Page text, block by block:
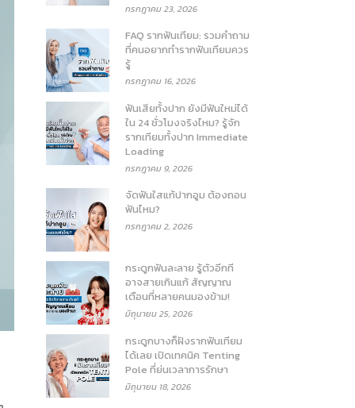
กรกฎาคม 23, 2026
FAQ รากฟันเทียม: รวมคำถาม
ที่คนอยากทำรากฟันเทียมควร
รู้
กรกฎาคม 16, 2026
ฟันเสียทั้งปาก ยังมีฟันใหม่ได้
ใน 24 ชั่วโมงจริงไหม? รู้จัก
รากเทียมทั้งปาก Immediate
Loading
กรกฎาคม 9, 2026
จัดฟันใสแก้ปากอูม ต้องถอน
ฟันไหม?
กรกฎาคม 2, 2026
กระดูกฟันละลาย รู้ตัวอีกที
อาจสายเกินแก้ สัญญาณ
เตือนที่หลายคนมองข้าม!
มิถุนายน 25, 2026
กระดูกบางก็ฝังรากฟันเทียม
ได้เลย เปิดเทคนิค Tenting
Pole ที่ย่นเวลาการรักษา
มิถุนายน 18, 2026